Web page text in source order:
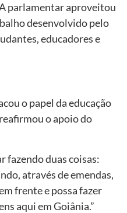
parlamentar aproveitou
desenvolvido pelo
educadores e
o papel da educação
o apoio do
fazendo duas coisas:
através de emendas,
frente e possa fazer
aqui em Goiânia.”